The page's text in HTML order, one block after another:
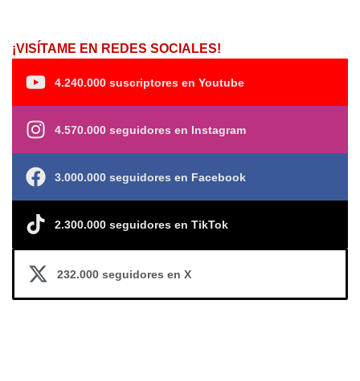
¡VISÍTAME EN REDES SOCIALES!
4.240.000 suscriptores en Youtube
4.570.000 seguidores en Instagram
3.000.000 seguidores en Facebook
2.300.000 seguidores en TikTok
232.000 seguidores en X